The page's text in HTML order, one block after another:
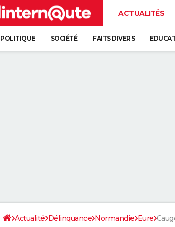
ACTUALITÉS
POLITIQUE SOCIÉTÉ FAITS DIVERS
Actualité Délinquance Normandie Eure